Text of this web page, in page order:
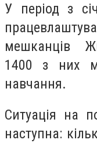
У період з
мешканців
1400 з них
навчання.
Ситуація на
наступна: